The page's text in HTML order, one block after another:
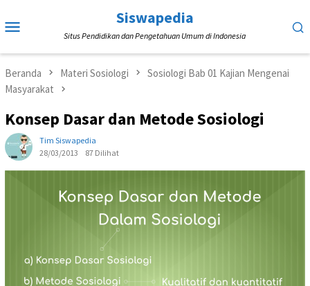
ke
Mobile
Siswapedia
Situs Pendidikan dan Pengetahuan Umum di Indonesia
Beranda Materi Sosiologi
Sosiologi Bab 01 Kajian Mengenai
Masyarakat
Konsep Dasar dan Metode Sosiologi
Tim Siswapedia
28/03/2013
87 Dilihat